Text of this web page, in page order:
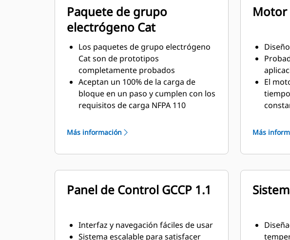
Paquete de grupo
electrógeno Cat
Los paquetes de grupo electrógeno
Cat son de prototipos
completamente probados
Aceptan un 100% de la carga de
bloque en un paso y cumplen con los
requisitos de carga NFPA 110
norma ISO 8528-5 de estado
Más información
Motor
El
Más
Panel de Control GCCP 1.1
Interfaz y navegación fáciles de usar
Sistema escalable para satisfacer